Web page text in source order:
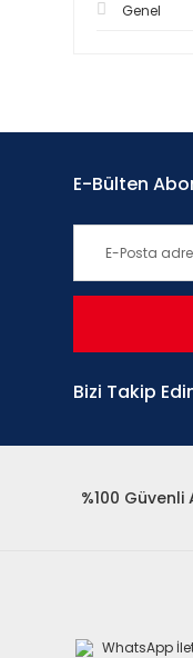
Genel
E-Bülten
Bizi Takip
%100 Güvenli
WhatsApp